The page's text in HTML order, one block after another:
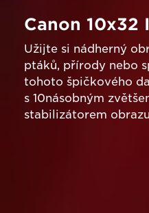
Canon 10x32
Užijte si nádherný
ptáků, přírody nebo
tohoto špičkového
s 10násobným
stabilizátorem